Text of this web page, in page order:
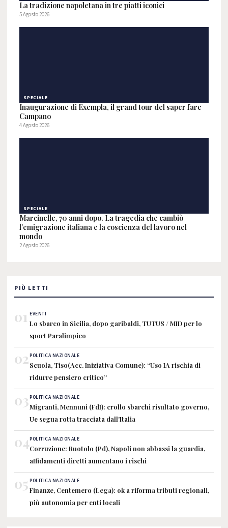
La tradizione napoletana in tre piatti iconici
5 Agosto 2026
SPECIALE
Inaugurazione di Exempla, il grand tour del saper fare
Campano
4 Agosto 2026
SPECIALE
Marcinelle, 70 anni dopo. La tragedia che cambiò
l’emigrazione italiana e la coscienza del lavoro nel
mondo
2 Agosto 2026
PIÙ LETTI
01 EVENTI
Lo sbarco in Sicilia, dopo garibaldi, TUTUS / MID per lo
sport Paralimpico
02POLITICA NAZIONALE
Scuola, Tiso(Acc. Iniziativa Comune): “Uso IA rischia di
ridurre pensiero critico”
03POLITICA NAZIONALE
Migranti, Mennuni (FdI): crollo sbarchi risultato governo,
Ue segua rotta tracciata dall'Italia
04POLITICA NAZIONALE
Corruzione: Ruotolo (Pd), Napoli non abbassi la guardia,
affidamenti diretti aumentano i rischi
05 POLITICA NAZIONALE
Finanze, Centemero (Lega): ok a riforma tributi regionali,
più autonomia per enti locali